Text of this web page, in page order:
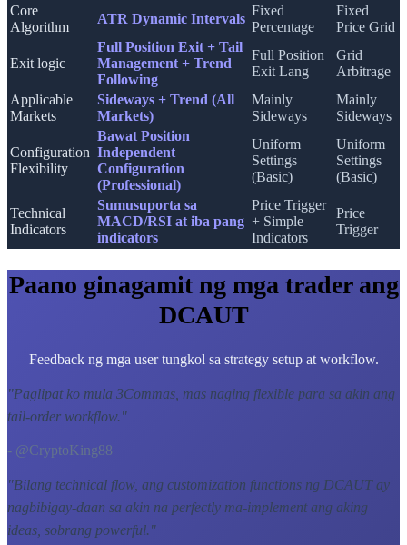
Core
Algorithm
ATR Dynamic Intervals
Fixed
Percentage
Fixed
Price Grid
Exit logic
Full Position Exit + Tail
Management + Trend
Following
Full Position
Exit Lang
Grid
Arbitrage
Applicable
Markets
Sideways + Trend (All
Markets)
Mainly
Sideways
Mainly
Sideways
Configuration
Flexibility
Bawat Position
Independent
Configuration
(Professional)
Uniform
Settings
(Basic)
Uniform
Settings
(Basic)
Technical
Indicators
Sumusuporta sa
MACD/RSI at iba pang
indicators
Price Trigger
+ Simple
Indicators
Price
Trigger
Paano ginagamit ng mga trader ang
DCAUT
Feedback ng mga user tungkol sa strategy setup at workflow.
"Paglipat ko mula 3Commas, mas naging flexible para sa akin ang
tail-order workflow."
- @CryptoKing88
"Bilang technical flow, ang customization functions ng DCAUT ay
nagbibigay-daan sa akin na perfectly ma-implement ang aking
ideas, sobrang powerful."